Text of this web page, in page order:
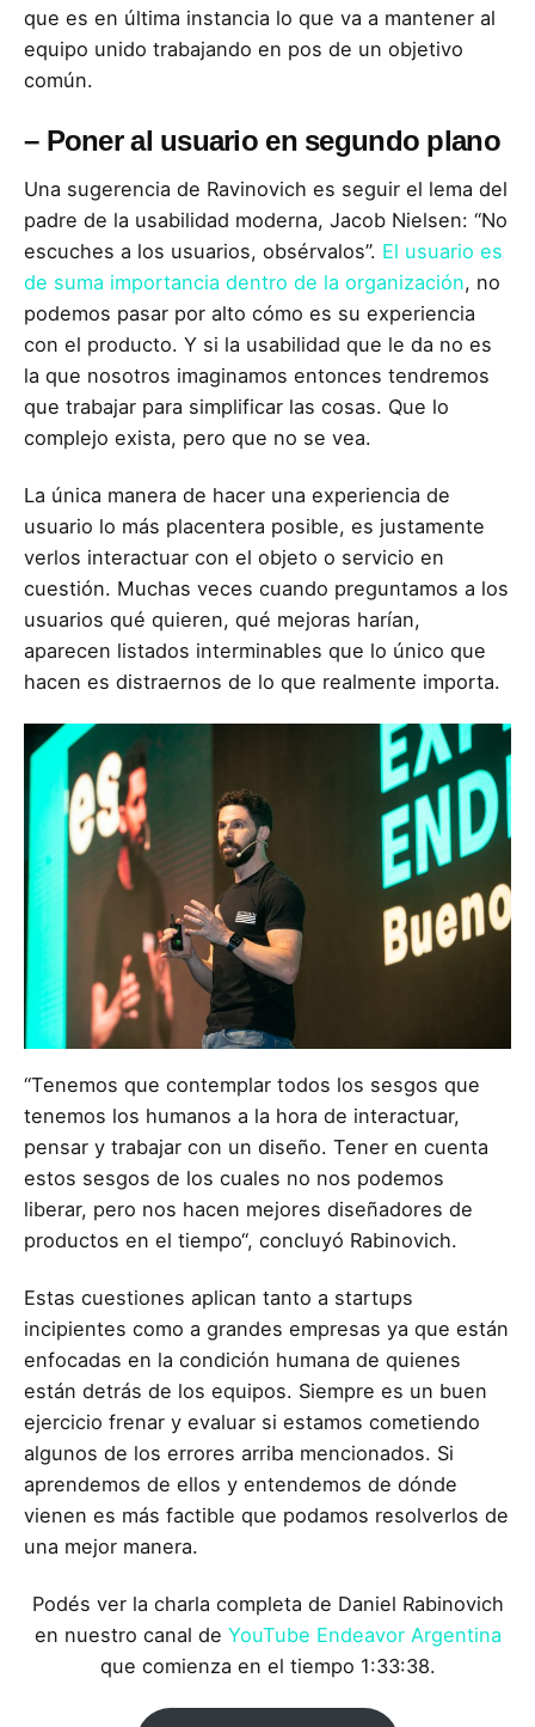
que es en última instancia lo que va a mantener al
equipo unido trabajando en pos de un objetivo
común.
– Poner al usuario en segundo plano
Una sugerencia de Ravinovich es seguir el lema del
padre de la usabilidad moderna, Jacob Nielsen: “No
escuches a los usuarios, obsérvalos”. El usuario es
de suma importancia dentro de la organización, no
podemos pasar por alto cómo es su experiencia
con el producto. Y si la usabilidad que le da no es
la que nosotros imaginamos entonces tendremos
que trabajar para simplificar las cosas. Que lo
complejo exista, pero que no se vea.
La única manera de hacer una experiencia de
usuario lo más placentera posible, es justamente
verlos interactuar con el objeto o servicio en
cuestión. Muchas veces cuando preguntamos a los
usuarios qué quieren, qué mejoras harían,
aparecen listados interminables que lo único que
hacen es distraernos de lo que realmente importa.
“Tenemos que contemplar todos los sesgos que
tenemos los humanos a la hora de interactuar,
pensar y trabajar con un diseño. Tener en cuenta
estos sesgos de los cuales no nos podemos
liberar, pero nos hacen mejores diseñadores de
productos en el tiempo“, concluyó Rabinovich.
Estas cuestiones aplican tanto a startups
incipientes como a grandes empresas ya que están
enfocadas en la condición humana de quienes
están detrás de los equipos. Siempre es un buen
ejercicio frenar y evaluar si estamos cometiendo
algunos de los errores arriba mencionados. Si
aprendemos de ellos y entendemos de dónde
vienen es más factible que podamos resolverlos de
una mejor manera.
Podés ver la charla completa de Daniel Rabinovich
en nuestro canal de YouTube Endeavor Argentina
que comienza en el tiempo 1:33:38.